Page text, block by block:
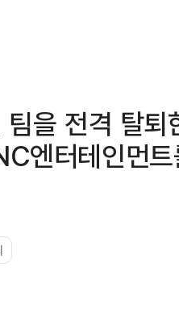
을 전격 탈
엔터테인먼